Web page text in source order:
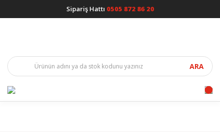
Sipariş Hattı 0505 872 86 20
ARA